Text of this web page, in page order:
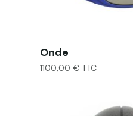
Onde
1100,00€ TTC